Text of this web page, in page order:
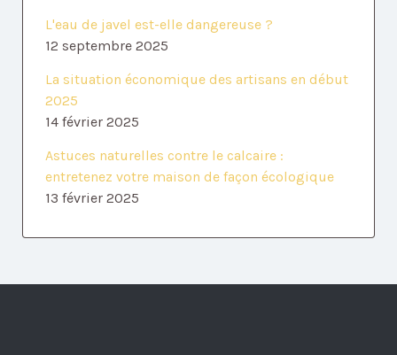
L'eau de javel est-elle dangereuse ?
12 septembre 2025
La situation économique des artisans en début
2025
14 février 2025
Astuces naturelles contre le calcaire :
entretenez votre maison de façon écologique
13 février 2025